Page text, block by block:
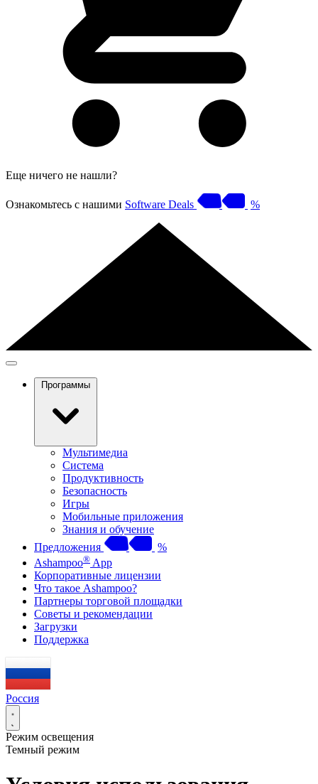
Еще ничего не нашли?
Ознакомьтесь с нашими Software Deals %
Программы
Мультимедиа
Система
Продуктивность
Безопасность
Игры
Мобильные приложения
Знания и обучение
Предложения
%
Ashampoo® App
Корпоративные лицензии
Что такое Ashampoo?
Партнеры торговой площадки
Советы и рекомендации
Загрузки
Поддержка
Россия
Режим освещения
Темный режим